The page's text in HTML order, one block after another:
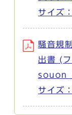
サイズ
騒音規
出書 (フ
サイズ